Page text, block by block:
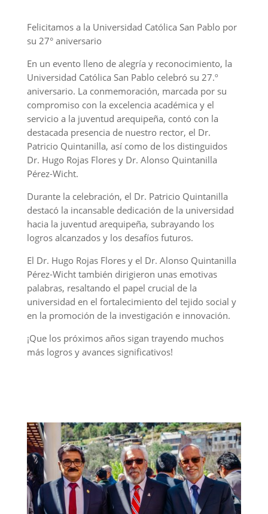
Felicitamos a la Universidad Católica San Pablo por
su 27° aniversario
En un evento lleno de alegría y reconocimiento, la
Universidad Católica San Pablo celebró su 27.º
aniversario. La conmemoración, marcada por su
compromiso con la excelencia académica y el
servicio a la juventud arequipeña, contó con la
destacada presencia de nuestro rector, el Dr.
Patricio Quintanilla, así como de los distinguidos
Dr. Hugo Rojas Flores y Dr. Alonso Quintanilla
Pérez-Wicht.
Durante la celebración, el Dr. Patricio Quintanilla
destacó la incansable dedicación de la universidad
hacia la juventud arequipeña, subrayando los
logros alcanzados y los desafíos futuros.
El Dr. Hugo Rojas Flores y el Dr. Alonso Quintanilla
Pérez-Wicht también dirigieron unas emotivas
palabras, resaltando el papel crucial de la
universidad en el fortalecimiento del tejido social y
en la promoción de la investigación e innovación.
¡Que los próximos años sigan trayendo muchos
más logros y avances significativos!